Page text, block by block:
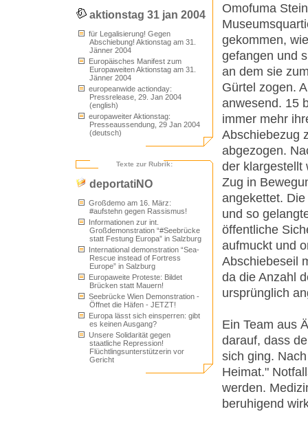
aktionstag 31 jan 2004
für Legalisierung! Gegen
Abschiebung! Aktionstag am 31.
Jänner 2004
Europäisches Manifest zum
Europaweiten Aktionstag am 31.
Jänner 2004
europeanwide actionday:
Pressrelease, 29. Jan 2004
(english)
europaweiter Aktionstag:
Presseaussendung, 29 Jan 2004
(deutsch)
Texte zur Rubrik:
deportatiNO
Großdemo am 16. März:
#aufstehn gegen Rassismus!
Informationen zur int.
Großdemonstration “#Seebrücke
statt Festung Europa” in Salzburg
International demonstration “Sea-
Rescue instead of Fortress
Europe” in Salzburg
Europaweite Proteste: Bildet
Brücken statt Mauern!
Seebrücke Wien Demonstration -
Öffnet die Häfen - JETZT!
Europa lässt sich einsperren: gibt
es keinen Ausgang?
Unsere Solidarität gegen
staatliche Repression!
Flüchtlingsunterstützerin vor
Gericht
Omofuma
gekommen,
gefangen und
an dem sie
Gürtel zogen.
anwesend. 15
immer mehr
Abschiebezug
abgezogen.
der klargestellt
Zug in
angekettet. Die
und so
öffentliche
aufmuckt und
Abschiebeseil
da die Anzahl
ursprünglich
Ein Team aus
darauf, dass
sich ging.
Heimat."
werden.
beruhigend